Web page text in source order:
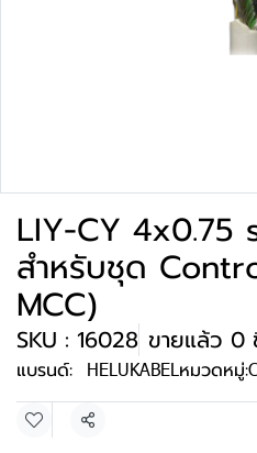
LIY-CY 4x0.75
สำหรับชุด
MCC)
SKU : 16028 ขายแล้ว 0
แบรนด์: HELUKABEL หมวดหมู่:
แชร์